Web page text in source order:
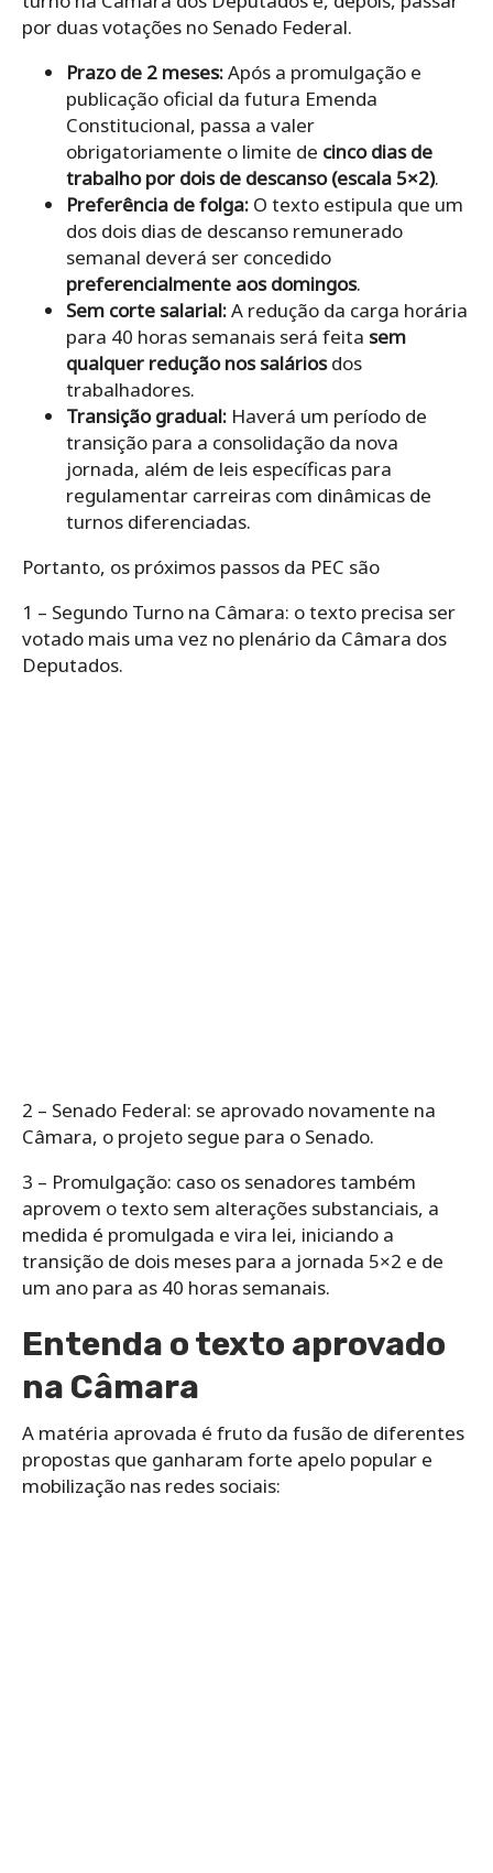
por duas votações no Senado Federal.
Prazo de 2 meses:Após a promulgação e
publicação oficial da futura Emenda
Constitucional, passa a valer
obrigatoriamente o limite de cinco dias de
trabalho por dois de descanso (escala 5×2).
Preferência de folga: O texto estipula que um
dos dois dias de descanso remunerado
semanal deverá ser concedido
preferencialmente aos domingos.
Sem corte salarial:A redução da carga horária
para 40 horas semanais será feita sem
qualquer redução nos saláriosdos
trabalhadores.
Transição gradual: Haverá um período de
transição para a consolidação da nova
jornada, além de leis específicas para
regulamentar carreiras com dinâmicas de
turnos diferenciadas.
Portanto, os próximos passos da PEC são
1 – Segundo Turno na Câmara: o texto precisa ser
votado mais uma vez no plenário da Câmara dos
Deputados.
2 – Senado Federal: se aprovado novamente na
Câmara, o projeto segue para o Senado.
3 – Promulgação: caso os senadores também
aprovem o texto sem alterações substanciais, a
medida é promulgada e vira lei, iniciando a
transição de dois meses para a jornada 5×2 e de
um ano para as 40 horas semanais.
Entenda o texto aprovado
na Câmara
A matéria aprovada é fruto da fusão de diferentes
propostas que ganharam forte apelo popular e
mobilização nas redes sociais: